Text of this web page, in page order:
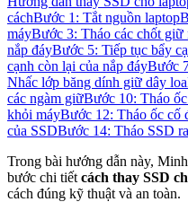
cáchBước 1: Tắt nguồn laptop
máyBước 3: Tháo các chốt giữ
nắp đáyBước 5: Tiếp tục bẩy
cạnh còn lại của nắp đáyBước
Nhấc lớp băng dính giữ dây loa
các ngàm giữBước 10: Tháo
khỏi máyBước 12: Tháo ốc cố
của SSDBước 14: Tháo SSD
Trong bài hướng dẫn này,
bước chi tiết cách thay SSD
cách đúng kỹ thuật và an toàn.